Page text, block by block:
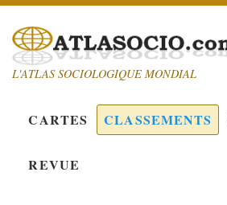
L'ATLAS SOCIOLOGIQUE MONDIAL
CARTES CLASSEMENTS
REVUE